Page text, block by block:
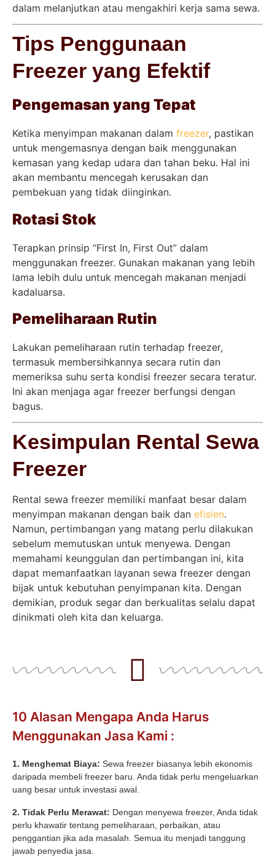
dalam melanjutkan atau mengakhiri kerja sama sewa.
Tips Penggunaan
Freezer yang Efektif
Pengemasan yang Tepat
Ketika menyimpan makanan dalam freezer, pastikan
untuk mengemasnya dengan baik menggunakan
kemasan yang kedap udara dan tahan beku. Hal ini
akan membantu mencegah kerusakan dan
pembekuan yang tidak diinginkan.
Rotasi Stok
Terapkan prinsip “First In, First Out” dalam
menggunakan freezer. Gunakan makanan yang lebih
lama lebih dulu untuk mencegah makanan menjadi
kadaluarsa.
Pemeliharaan Rutin
Lakukan pemeliharaan rutin terhadap freezer,
termasuk membersihkannya secara rutin dan
memeriksa suhu serta kondisi freezer secara teratur.
Ini akan menjaga agar freezer berfungsi dengan
bagus.
Kesimpulan Rental Sewa
Freezer
Rental sewa freezer memiliki manfaat besar dalam
menyimpan makanan dengan baik dan efisien.
Namun, pertimbangan yang matang perlu dilakukan
sebelum memutuskan untuk menyewa. Dengan
memahami keunggulan dan pertimbangan ini, kita
dapat memanfaatkan layanan sewa freezer dengan
bijak untuk kebutuhan penyimpanan kita. Dengan
demikian, produk segar dan berkualitas selalu dapat
dinikmati oleh kita dan keluarga.
10 Alasan Mengapa Anda Harus
Menggunakan Jasa Kami :
1. Menghemat Biaya: Sewa freezer biasanya lebih ekonomis
daripada membeli freezer baru. Anda tidak perlu mengeluarkan
uang besar untuk investasi awal.
2. Tidak Perlu Merawat: Dengan menyewa freezer, Anda tidak
perlu khawatir tentang pemeliharaan, perbaikan, atau
penggantian jika ada masalah. Semua itu menjadi tanggung
jawab penyedia jasa.